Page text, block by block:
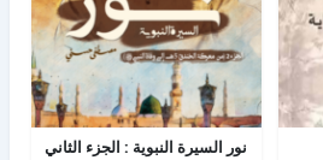
نور السيرة النبوية : الجزء الثاني